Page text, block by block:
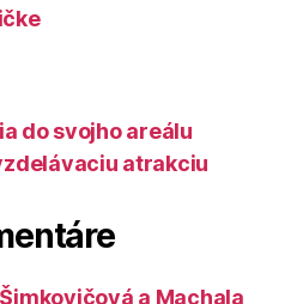
do svojho areálu
atrakciu
Šimkovičová a Machala